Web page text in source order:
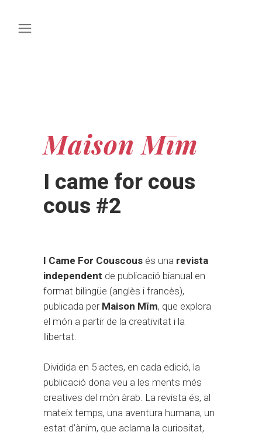
Maison Mīm
I came for cous
cous #2
I Came For Couscous és una revista
independent de publicació bianual en
format bilingüe (anglès i francès),
publicada per Maison Mīm, que explora
el món a partir de la creativitat i la
llibertat.
Dividida en 5 actes, en cada edició, la
publicació dona veu a les ments més
creatives del món àrab. La revista és, al
mateix temps, una aventura humana, un
estat d’ànim, que aclama la curiositat,